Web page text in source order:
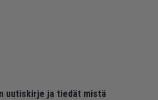
uutiskirje ja tiedät mistä